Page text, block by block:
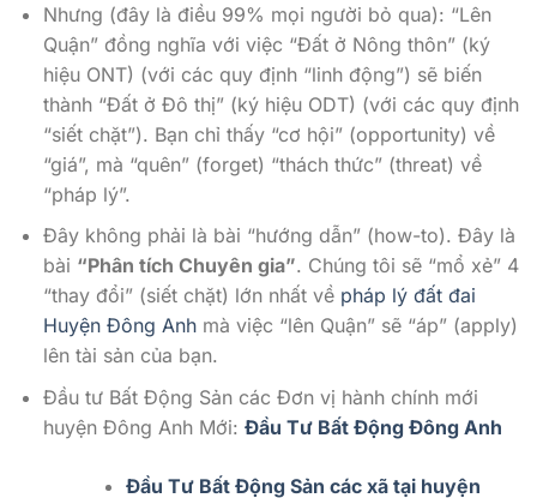
Nhưng (đây là điều 99% mọi người bỏ qua): “Lên
Quận” đồng nghĩa với việc “Đất ở Nông thôn” (ký
hiệu ONT) (với các quy định “linh động”) sẽ biến
thành “Đất ở Đô thị” (ký hiệu ODT) (với các quy định
“siết chặt”). Bạn chỉ thấy “cơ hội” (opportunity) về
“giá”, mà “quên” (forget) “thách thức” (threat) về
“pháp lý”.
Đây không phải là bài “hướng dẫn” (how-to). Đây là
bài “Phân tích Chuyên gia”. Chúng tôi sẽ “mổ xẻ” 4
“thay đổi” (siết chặt) lớn nhất về pháp lý đất đai
Huyện Đông Anhmà việc “lên Quận” sẽ “áp” (apply)
lên tài sản của bạn.
Đầu tư Bất Động Sản các Đơn vị hành chính mới
huyện Đông Anh Mới: Đầu Tư Bất Động Đông Anh
Đầu Tư Bất Động Sản các xã tại huyện